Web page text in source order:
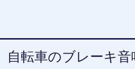
自転車のブレーキ